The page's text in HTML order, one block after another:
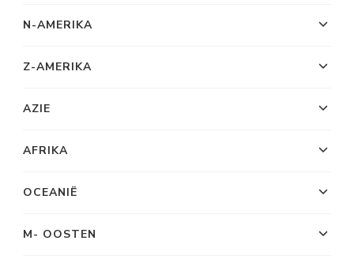
N-AMERIKA
Z-AMERIKA
AZIE
AFRIKA
OCEANIË
M- OOSTEN